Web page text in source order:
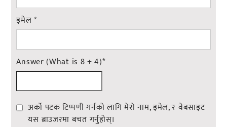
इमेल*
Answer (What is 8 + 4)*
अर्को पटक टिप्पणी गर्नको लागि मेरो नाम, इमेल, र वेबसाइट
यस ब्राउजरमा बचत गर्नुहोस्।